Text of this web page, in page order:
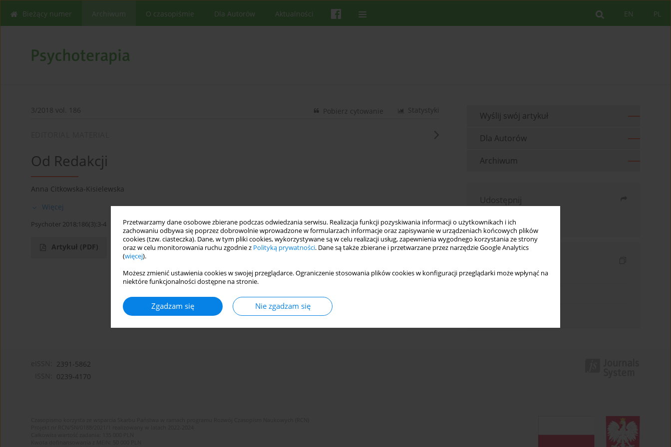
Przetwarzamy dane osobowe zbierane podczas odwiedzania serwisu. Realizacja funkcji pozyskiwania informacji o użytkownikach i ich
zachowaniu odbywa się poprzez dobrowolnie wprowadzone w formularzach informacje oraz zapisywanie w urządzeniach końcowych plików
cookies (tzw. ciasteczka). Dane, w tym pliki cookies, wykorzystywane są w celu realizacji usług, zapewnienia wygodnego korzystania ze strony
oraz w celu monitorowania ruchu zgodnie z Polityką prywatności. Dane są także zbierane i przetwarzane przez narzędzie Google Analytics
(więcej).
Możesz zmienić ustawienia cookies w swojej przeglądarce. Ograniczenie stosowania plików cookies w konfiguracji przeglądarki może wpłynąć na
niektóre funkcjonalności dostępne na stronie.
Zgadzam się Nie zgadzam się
PL
EN
Bieżący numer Archiwum O czasopiśmie Dla Autorów Aktualności
3/2018 vol. 186 Statystyki
Pobierz cytowanie
Od Redakcji
Anna Citkowska-Kisielewska
Więcej
Psychoter 2018;186(3):3-4
Artykuł (PDF)
Wyślij swój artykuł
Dla Autorów
Archiwum
Udostępnij
Wyślij mailem
Indeks słów kluczowych
2391-5862
0239-4170